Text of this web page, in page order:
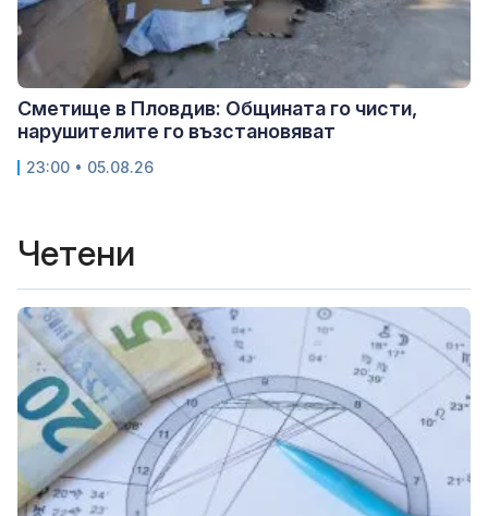
Сметище в Пловдив: Общината го чисти,
нарушителите го възстановяват
23:00 • 05.08.26
Четени